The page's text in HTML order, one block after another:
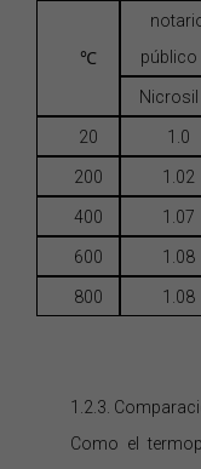
℃
público
Nicrosil
20 1.0
200 1.02
400 1.07
600 1.08
800 1.08
1.2.3.
Como el